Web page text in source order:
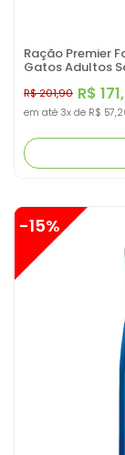
Ração Premier
Gatos Adultos
R$
R$ 201,90
em até 3x de R$
-15%